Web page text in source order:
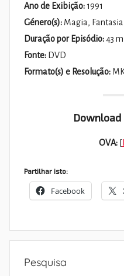
Ano de Exibição:1991
Género(s): Magia,
Duração por Episódio:43
Fonte: DVD
Formato(s) e Resolução:
Download
OVA:[
Partilhar isto:
Facebook
Pesquisa